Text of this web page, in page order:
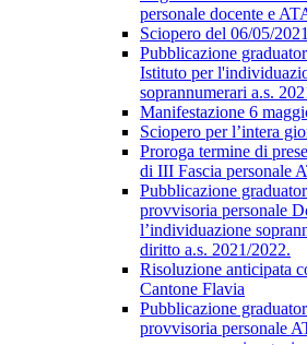
personale docente e
Sciopero del 06/05/2021
Pubblicazione
Istituto per
soprannumerari a.s.
Manifestazione 6
Sciopero per l’intera
Proroga termine di
di III Fascia personale
Pubblicazione
provvisoria personale
l’individuazione
diritto a.s. 2021/2022.
Risoluzione anticipata
Cantone Flavia
Pubblicazione
provvisoria personale